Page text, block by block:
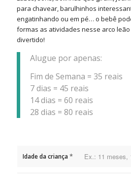
para chavear, barulhinhos
engatinhando ou em pé… o bebê
formas as atividades nesse arco
divertido!
Alugue por apenas:
Fim de Semana = 35 reais
7 dias = 45 reais
14 dias = 60 reais
28 dias = 80 reais
Idade da criança*